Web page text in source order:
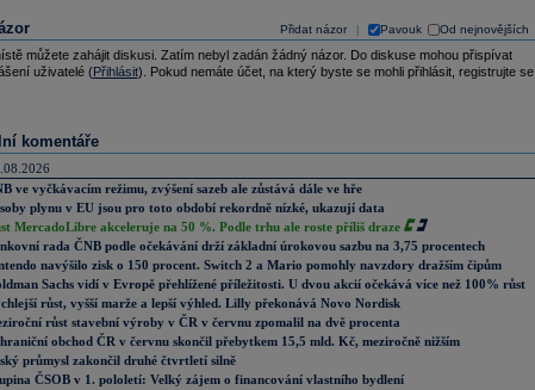
Přidat názor Pavouk Od nejnovějších
můžete zahájit diskusi. Zatím nebyl zadán žádný názor. Do diskuse mohou přispívat
uživatelé (Přihlásit). Pokud nemáte účet, na který byste se mohli přihlásit, registrujte se
komentáře
ve vyčkávacím režimu, zvýšení sazeb ale zůstává dále ve hře
plynu v EU jsou pro toto období rekordně nízké, ukazují data
MercadoLibre akceleruje na 50 %. Podle trhu ale roste příliš draze
rada ČNB podle očekávání drží základní úrokovou sazbu na 3,75 procentech
navýšilo zisk o 150 procent. Switch 2 a Mario pomohly navzdory dražším čipům
Sachs vidí v Evropě přehlížené příležitosti. U dvou akcií očekává více než 100% růst
růst, vyšší marže a lepší výhled. Lilly překonává Novo Nordisk
růst stavební výroby v ČR v červnu zpomalil na dvě procenta
obchod ČR v červnu skončil přebytkem 15,5 mld. Kč, meziročně nižším
průmysl zakončil druhé čtvrtletí silně
ČSOB v 1. pololetí: Velký zájem o financování vlastního bydlení